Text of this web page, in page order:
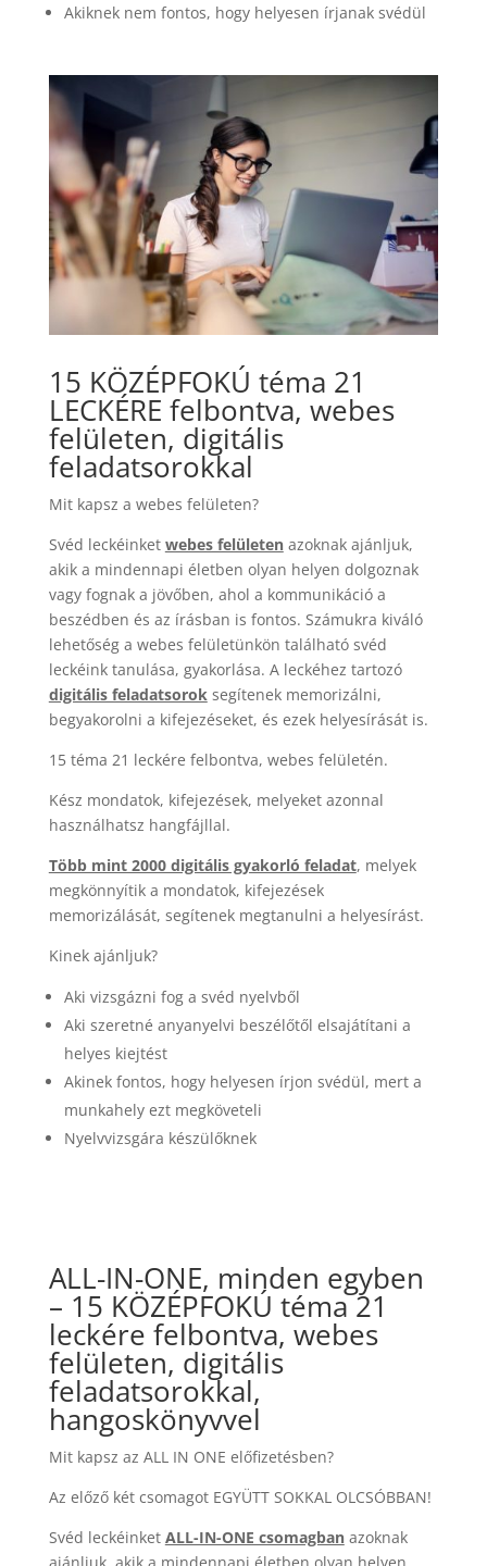
Akiknek nem fontos, hogy helyesen írjanak svédül
15 KÖZÉPFOKÚ téma 21
LECKÉRE felbontva, webes
felületen, digitális
feladatsorokkal
Mit kapsz a webes felületen?
Svéd leckéinket webes felületenazoknak ajánljuk,
akik a mindennapi életben olyan helyen dolgoznak
vagy fognak a jövőben, ahol a kommunikáció a
beszédben és az írásban is fontos. Számukra kiváló
lehetőség a webes felületünkön található svéd
leckéink tanulása, gyakorlása. A leckéhez tartozó
digitális feladatsoroksegítenek memorizálni,
begyakorolni a kifejezéseket, és ezek helyesírását is.
15 téma 21 leckére felbontva, webes felületén.
Kész mondatok, kifejezések, melyeket azonnal
használhatsz hangfájllal.
Több mint 2000 digitális gyakorló feladat, melyek
megkönnyítik a mondatok, kifejezések
memorizálását, segítenek megtanulni a helyesírást.
Kinek ajánljuk?
Aki vizsgázni fog a svéd nyelvből
Aki szeretné anyanyelvi beszélőtől elsajátítani a
helyes kiejtést
Akinek fontos, hogy helyesen írjon svédül, mert a
munkahely ezt megköveteli
Nyelvvizsgára készülőknek
ALL-IN-ONE, minden egyben
– 15 KÖZÉPFOKÚ téma 21
leckére felbontva, webes
felületen, digitális
feladatsorokkal,
hangoskönyvvel
Mit kapsz az ALL IN ONE előfizetésben?
Az előző két csomagot EGYÜTT SOKKAL OLCSÓBBAN!
Svéd leckéinket ALL-IN-ONE csomagbanazoknak